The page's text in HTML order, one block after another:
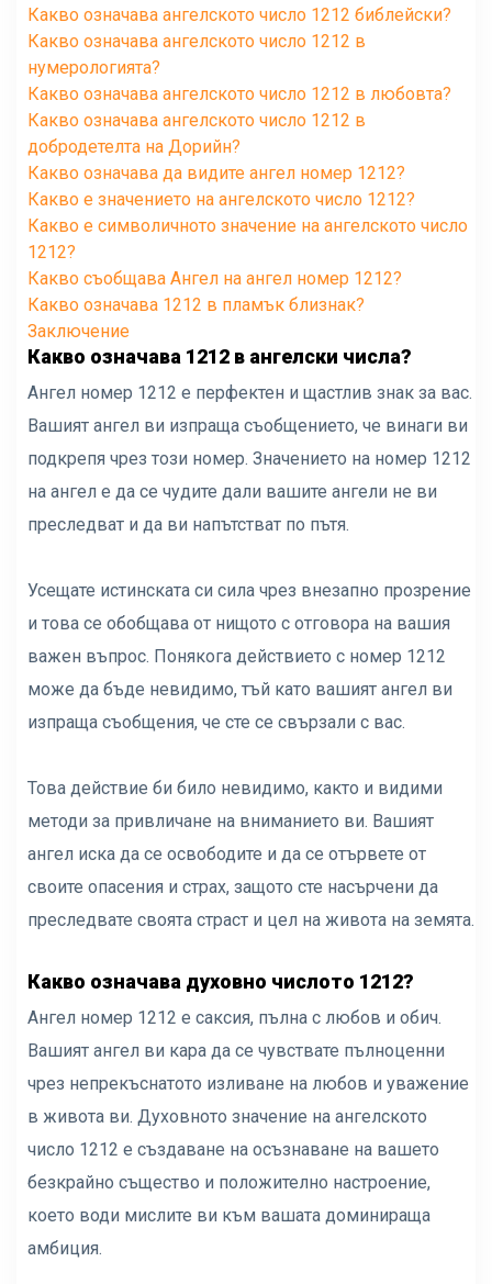
Какво означава ангелското число 1212 библейски?
Какво означава ангелското число 1212 в
нумерологията?
Какво означава ангелското число 1212 в любовта?
Какво означава ангелското число 1212 в
добродетелта на Дорийн?
Какво означава да видите ангел номер 1212?
Какво е значението на ангелското число 1212?
Какво е символичното значение на ангелското число
1212?
Какво съобщава Ангел на ангел номер 1212?
Какво означава 1212 в пламък близнак?
Заключение
Какво означава 1212 в ангелски числа?
Ангел номер 1212 е перфектен и щастлив знак за вас.
Вашият ангел ви изпраща съобщението, че винаги ви
подкрепя чрез този номер. Значението на номер 1212
на ангел е да се чудите дали вашите ангели не ви
преследват и да ви напътстват по пътя.
Усещате истинската си сила чрез внезапно прозрение
и това се обобщава от нищото с отговора на вашия
важен въпрос. Понякога действието с номер 1212
може да бъде невидимо, тъй като вашият ангел ви
изпраща съобщения, че сте се свързали с вас.
Това действие би било невидимо, както и видими
методи за привличане на вниманието ви. Вашият
ангел иска да се освободите и да се отървете от
своите опасения и страх, защото сте насърчени да
преследвате своята страст и цел на живота на земята.
Какво означава духовно числото 1212?
Ангел номер 1212 е саксия, пълна с любов и обич.
Вашият ангел ви кара да се чувствате пълноценни
чрез непрекъснатото изливане на любов и уважение
в живота ви. Духовното значение на ангелското
число 1212 е създаване на осъзнаване на вашето
безкрайно същество и положително настроение,
което води мислите ви към вашата доминираща
амбиция.